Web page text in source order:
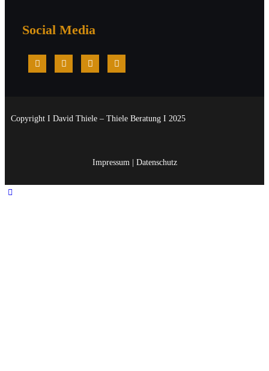
Social Media
Copyright I David Thiele – Thiele Beratung I 2025
Impressum Datenschutz